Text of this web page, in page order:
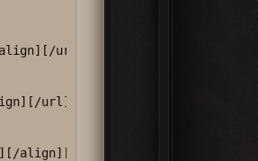
align][/url]
url]
b][/align][/url]